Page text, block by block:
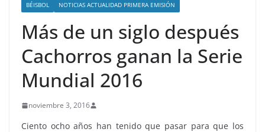
BÉISBOL NOTICIAS ACTUALIDAD PRIMERA EMISIÓN
Más de un siglo después
Cachorros ganan la Serie
Mundial 2016
noviembre 3, 2016
Ciento ocho años han tenido que pasar para que los